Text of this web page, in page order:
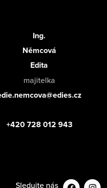
Ing.
Němcová
Edita
majitelka
+420 728 012 943
Sledujte nás